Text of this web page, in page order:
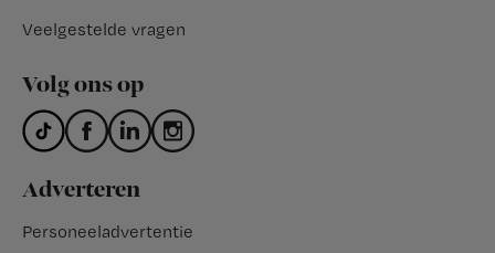
Veelgestelde vragen
Volg ons op
Adverteren
Personeeladvertentie